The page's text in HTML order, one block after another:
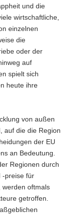
und die
wirtschaftliche,
einzelnen
die
oder der
auf
spielt sich
heute ihre
von außen
auf die die Region
der EU
an Bedeutung.
Regionen durch
-preise für
werden oftmals
getroffen.